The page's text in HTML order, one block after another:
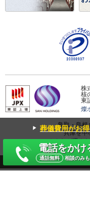
株
核
東
燦
鳥取・島根
兵庫を中
みんなが選ん
Copyright ©
▼ 葬儀費用がお
電話をかけ
通話無料 相談のみ